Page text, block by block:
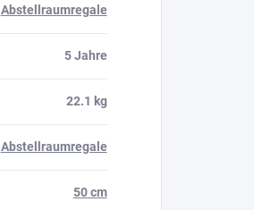
Abstellraumregale
5 Jahre
22.1 kg
Abstellraumregale
50 cm